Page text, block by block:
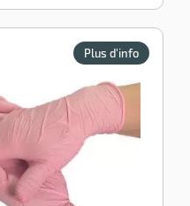
Plus d'info